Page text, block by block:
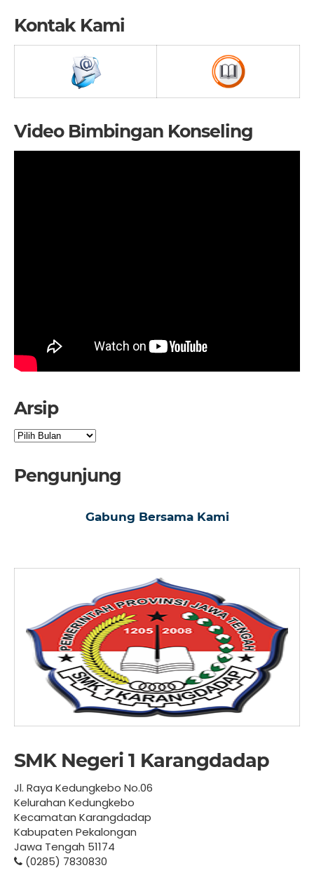
Kontak Kami
Video Bimbingan Konseling
Arsip
Arsip
Pengunjung
Gabung Bersama Kami
SMK Negeri 1 Karangdadap
Jl. Raya Kedungkebo No.06
Kelurahan Kedungkebo
Kecamatan Karangdadap
Kabupaten Pekalongan
Jawa Tengah 51174
(0285) 7830830